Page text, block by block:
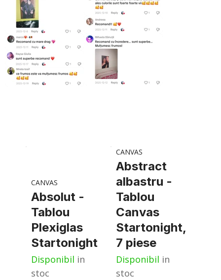
CANVAS
Absolut -
Tablou
Plexiglas
Startonight
Disponibil in
stoc
CANVAS
Abstract
albastru -
Tablou
Canvas
Startonight,
7 piese
Disponibil in
stoc